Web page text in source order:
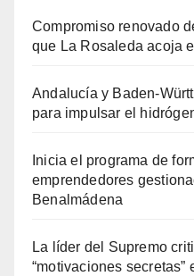
Compromiso renovado
que La Rosaleda acoja
Andalucía y Baden-
para impulsar el
Inicia el programa de
emprendedores
Benalmádena
La líder del Supremo
“motivaciones